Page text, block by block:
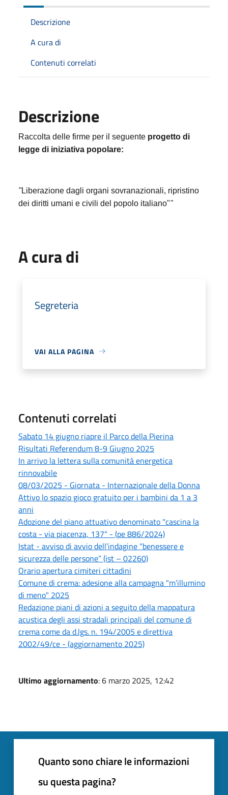
Descrizione
A cura di
Contenuti correlati
Descrizione
Raccolta delle firme per il seguente progetto di
legge di iniziativa popolare:
"Liberazione dagli organi sovranazionali, ripristino
dei diritti umani e civili del popolo italiano""
A cura di
Segreteria
VAI ALLA PAGINA
Contenuti correlati
Sabato 14 giugno riapre il Parco della Pierina
Risultati Referendum 8-9 Giugno 2025
In arrivo la lettera sulla comunità energetica
rinnovabile
08/03/2025 - Giornata - Internazionale della Donna
Attivo lo spazio gioco gratuito per i bambini da 1 a 3
anni
Adozione del piano attuativo denominato "cascina la
costa - via piacenza, 137" - (pe 886/2024)
Istat - avviso di avvio dell’indagine “benessere e
sicurezza delle persone” (ist – 02260)
Orario apertura cimiteri cittadini
Comune di crema: adesione alla campagna "m’illumino
di meno" 2025
Redazione piani di azioni a seguito della mappatura
acustica degli assi stradali principali del comune di
crema come da d.lgs. n. 194/2005 e direttiva
2002/49/ce - (aggiornamento 2025)
Ultimo aggiornamento: 6 marzo 2025, 12:42
Quanto sono chiare le informazioni
su questa pagina?